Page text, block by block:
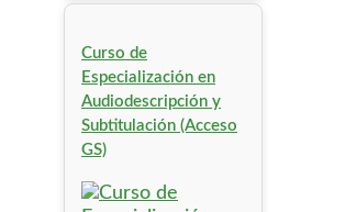
Curso de
Especialización en
Audiodescripción y
Subtitulación (Acceso
GS)